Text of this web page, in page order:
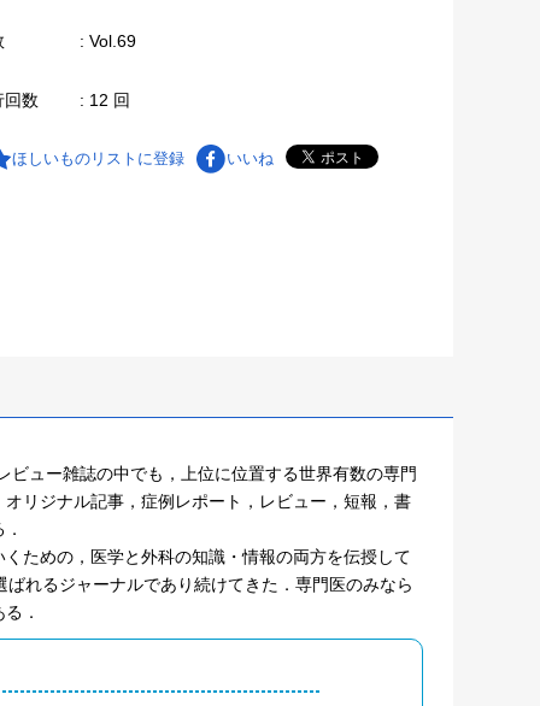
: Vol.69
回数 : 12 回
ほしいものリストに登録 いいね
ュー雑誌の中でも，上位に位置する世界有数の専門
リジナル記事，症例レポート，レビュー，短報，書
ための，医学と外科の知識・情報の両方を伝授して
れるジャーナルであり続けてきた．専門医のみなら
．